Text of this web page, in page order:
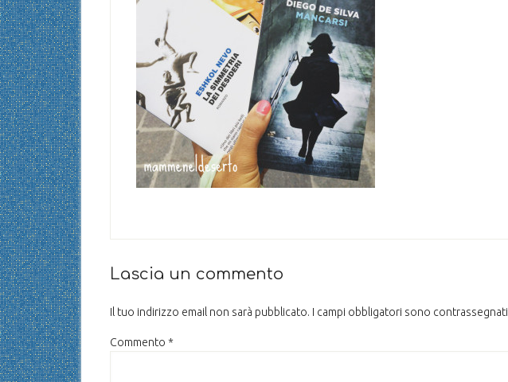
Lascia un commento
Il tuo indirizzo email non sarà pubblicato. I campi obbligatori sono contrassegnati
Commento *